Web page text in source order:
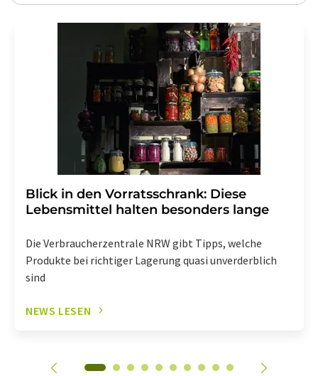
Blick in den Vorratsschrank: Diese
Lebensmittel halten besonders lange
Die Verbraucherzentrale NRW gibt Tipps, welche
Produkte bei richtiger Lagerung quasi unverderblich
sind
NEWS LESEN